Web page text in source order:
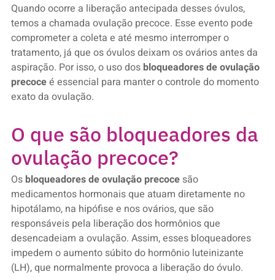
Quando ocorre a liberação antecipada desses óvulos,
temos a chamada ovulação precoce. Esse evento pode
comprometer a coleta e até mesmo interromper o
tratamento, já que os óvulos deixam os ovários antes da
aspiração. Por isso, o uso dos bloqueadores de ovulação
precoceé essencial para manter o controle do momento
exato da ovulação.
O que são bloqueadores da
ovulação precoce?
Os bloqueadores de ovulação precocesão
medicamentos hormonais que atuam diretamente no
hipotálamo, na hipófise e nos ovários, que são
responsáveis pela liberação dos hormônios que
desencadeiam a ovulação. Assim, esses bloqueadores
impedem o aumento súbito do hormônio luteinizante
(LH), que normalmente provoca a liberação do óvulo.